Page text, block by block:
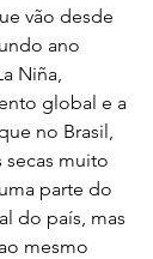
vão desde
ano
Niña,
global e a
no Brasil,
secas muito
parte do
do país, mas
mesmo